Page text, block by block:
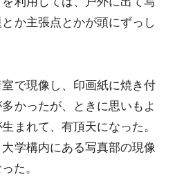
か主張点とかが頭にずっし
で現像し、印画紙に焼き付
かったが、ときに思いもよ
まれて、有頂天になった。
学構内にある写真部の現像
た。